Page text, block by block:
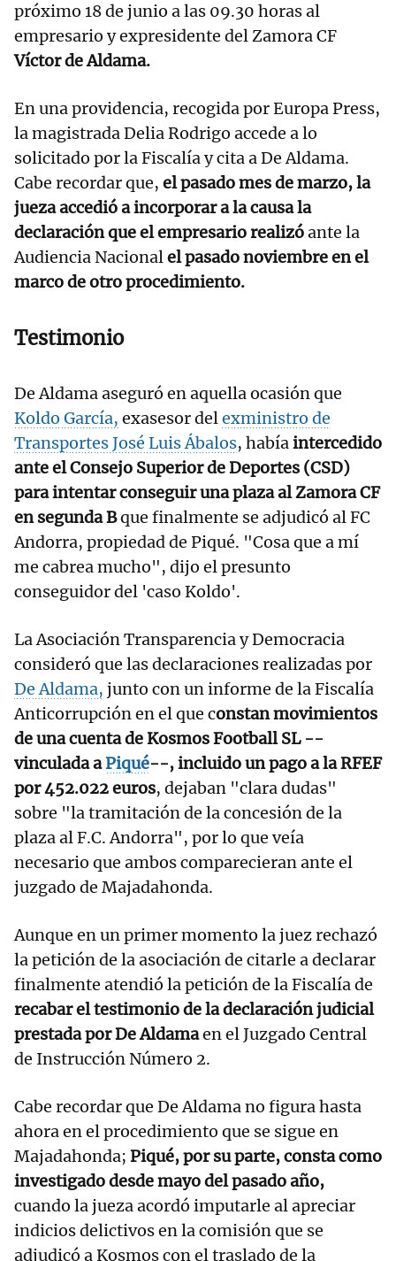
próximo 18 de junio a las 09.30 horas al
empresario y expresidente del Zamora CF
Víctor de Aldama.
En una providencia, recogida por Europa Press,
la magistrada Delia Rodrigo accede a lo
solicitado por la Fiscalía y cita a De Aldama.
Cabe recordar que, el pasado mes de marzo, la
jueza accedió a incorporar a la causa la
declaración que el empresario realizóante la
Audiencia Nacionalel pasado noviembre en el
marco de otro procedimiento.
Testimonio
De Aldama aseguró en aquella ocasión que
Koldo García, exasesor delexministro de
Transportes José Luis Ábalos, habíaintercedido
ante el Consejo Superior de Deportes (CSD)
para intentar conseguir una plaza al Zamora CF
en segunda Bque finalmente se adjudicó al FC
Andorra, propiedad de Piqué. "Cosa que a mí
me cabrea mucho", dijo el presunto
conseguidor del 'caso Koldo'.
La Asociación Transparencia y Democracia
consideró que las declaraciones realizadas por
De Aldama, junto con un informe de la Fiscalía
Anticorrupción en el que constan movimientos
de una cuenta de Kosmos Football SL --
vinculada aPiqué--, incluido un pago a la RFEF
por 452.022 euros, dejaban "clara dudas"
sobre "la tramitación de la concesión de la
plaza al F.C. Andorra", por lo que veía
necesario que ambos comparecieran ante el
juzgado de Majadahonda.
Aunque en un primer momento la juez rechazó
la petición de la asociación de citarle a declarar
finalmente atendió la petición de la Fiscalía de
recabar el testimonio de la declaración judicial
prestada por De Aldamaen el Juzgado Central
de Instrucción Número 2.
Cabe recordar que De Aldama no figura hasta
ahora en el procedimiento que se sigue en
Majadahonda; Piqué, por su parte, consta como
investigado desde mayo del pasado año,
cuando la jueza acordó imputarle al apreciar
indicios delictivos en la comisión que se
adjudicó a Kosmos con el traslado de la